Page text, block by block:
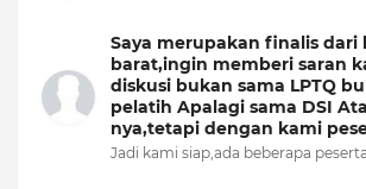
Saya merupakan finalis dari
barat,ingin memberi saran
diskusi bukan sama LPTQ
pelatih Apalagi sama DSI
nya,tetapi dengan kami
Jadi kami siap,ada beberapa